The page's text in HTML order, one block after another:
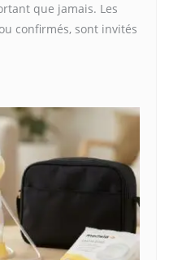
que jamais. Les
confirmés, sont invités